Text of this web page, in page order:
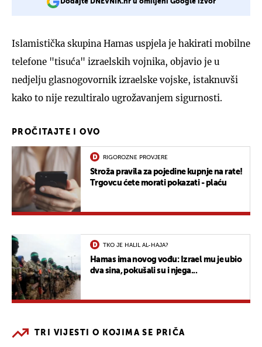
Dodajte DNEVNIK.hr u omiljeni Google izvor
Islamistička skupina Hamas uspjela je hakirati mobilne
telefone "tisuća" izraelskih vojnika, objavio je u
nedjelju glasnogovornik izraelske vojske, istaknuvši
kako to nije rezultiralo ugrožavanjem sigurnosti.
PROČITAJTE I OVO
RIGOROZNE PROVJERE
Stroža pravila za pojedine kupnje na rate!
Trgovcu ćete morati pokazati - plaću
TKO JE HALIL AL-HAJA?
Hamas ima novog vođu: Izrael mu je ubio
dva sina, pokušali su i njega...
TRI VIJESTI O KOJIMA SE PRIČA